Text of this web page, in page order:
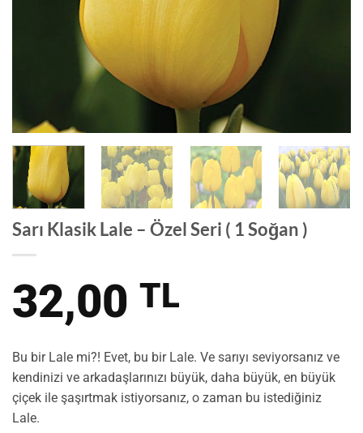
Sarı Klasik Lale – Özel Seri ( 1 Soğan )
32,00 TL
Bu bir Lale mi?! Evet, bu bir Lale. Ve sarıyı seviyorsanız ve
kendinizi ve arkadaşlarınızı büyük, daha büyük, en büyük
çiçek ile şaşırtmak istiyorsanız, o zaman bu istediğiniz
Lale.